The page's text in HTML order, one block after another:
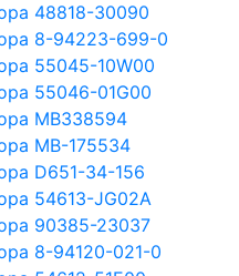
48818-30090
8-94223-699-0
55045-10W00
55046-01G00
MB338594
MB-175534
D651-34-156
54613-JG02A
90385-23037
8-94120-021-0